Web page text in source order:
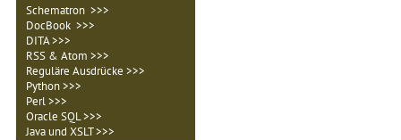
Schematron >>>
DocBook >>>
DITA >>>
RSS & Atom >>>
Reguläre Ausdrücke >>>
Python >>>
Perl >>>
Oracle SQL >>>
Java und XSLT >>>